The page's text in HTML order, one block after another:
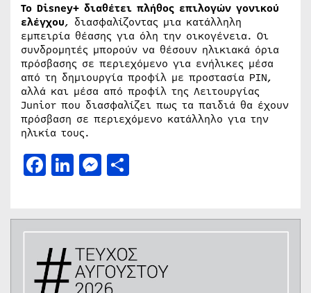
Το Disney+ διαθέτει πλήθος επιλογών γονικού
ελέγχου, διασφαλίζοντας μια κατάλληλη
εμπειρία θέασης για όλη την οικογένεια. Οι
συνδρομητές μπορούν να θέσουν ηλικιακά όρια
πρόσβασης σε περιεχόμενο για ενήλικες μέσα
από τη δημιουργία προφίλ με προστασία PIN,
αλλά και μέσα από προφίλ της Λειτουργίας
Junior που διασφαλίζει πως τα παιδιά θα έχουν
πρόσβαση σε περιεχόμενο κατάλληλο για την
ηλικία τους.
Facebook
LinkedIn
Messenger